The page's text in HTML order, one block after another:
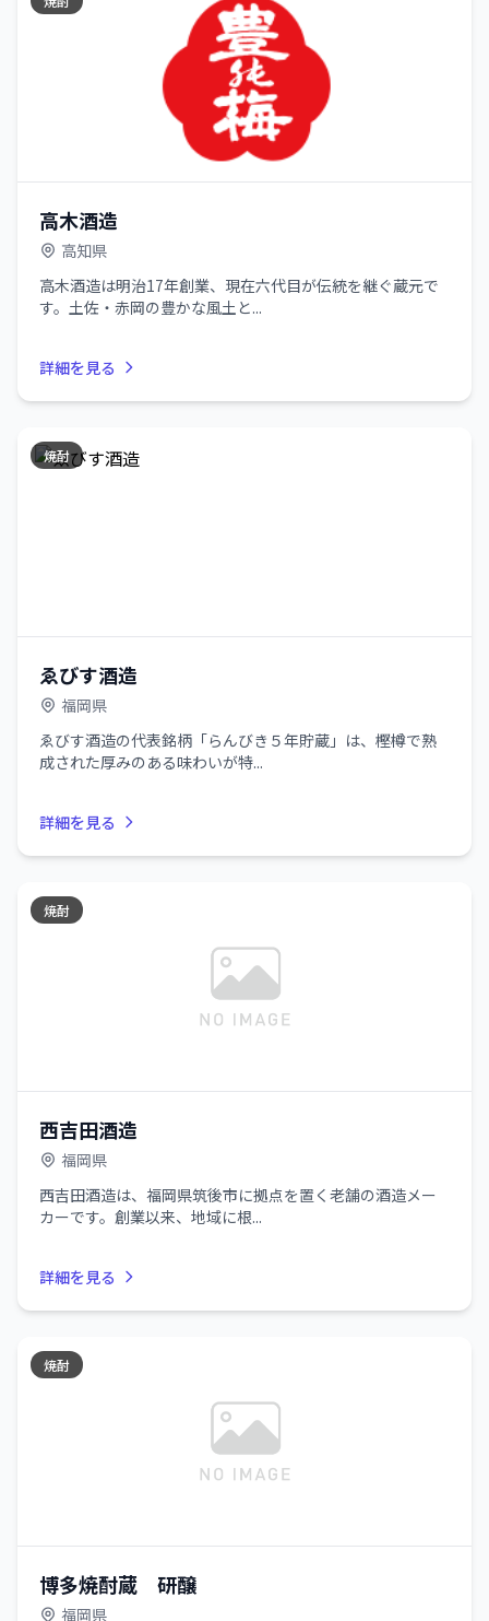
高木酒造
高知県
高木酒造は明治17年創業、現在六代目が伝統を継ぐ蔵元で
す。土佐・赤岡の豊かな風土と...
詳細を見る
焼酎
ゑびす酒造
福岡県
ゑびす酒造の代表銘柄「らんびき５年貯蔵」は、樫樽で熟
成された厚みのある味わいが特...
詳細を見る
焼酎
西吉田酒造
福岡県
西吉田酒造は、福岡県筑後市に拠点を置く老舗の酒造メー
カーです。創業以来、地域に根...
詳細を見る
焼酎
博多焼酎蔵 研醸
福岡県